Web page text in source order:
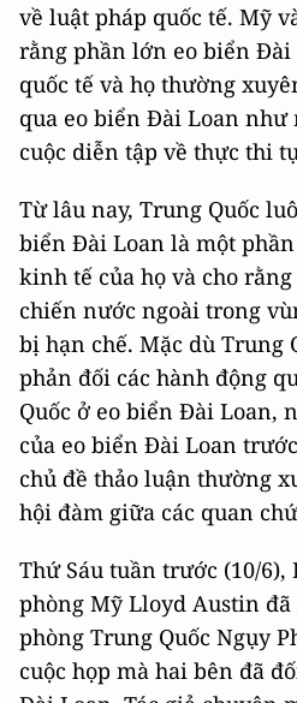
về luật pháp quốc tế. Mỹ
rằng phần lớn eo biển
quốc tế và họ thường
qua eo biển Đài Loan như
cuộc diễn tập về thực thi
Từ lâu nay, Trung Quốc
biển Đài Loan là một
kinh tế của họ và cho
chiến nước ngoài trong
bị hạn chế. Mặc dù Trung
phản đối các hành động
Quốc ở eo biển Đài Loan,
của eo biển Đài Loan
chủ đề thảo luận thường
hội đàm giữa các quan
Thứ Sáu tuần trước (10/6),
phòng Mỹ Lloyd Austin đã
phòng Trung Quốc Ngụy
cuộc họp mà hai bên đã